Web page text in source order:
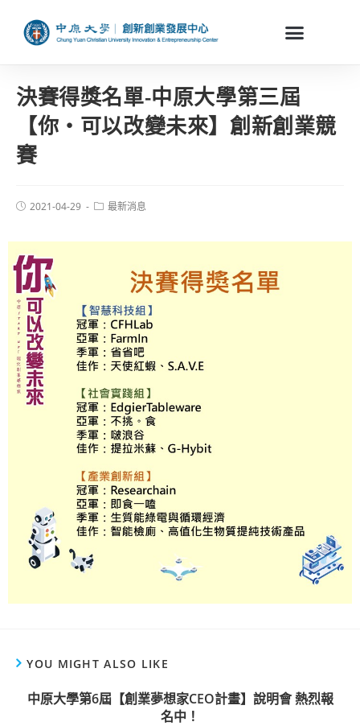
決賽得獎名單-中原大學第三屆
【你‧可以改變未來】創新創業競
賽
2021-04-29 最新消息
YOU MIGHT ALSO LIKE
中原大學第6屆【創業夢想家CEO計畫】說明會 熱烈報
名中！